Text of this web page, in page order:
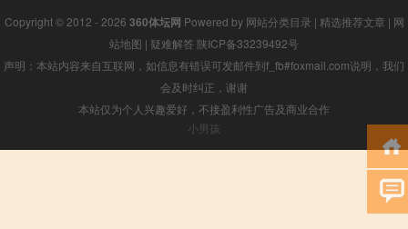
Copyright © 2012 - 2026 360体坛网 Powered by 网站分类目录 | 精选推荐文章 | 网
站地图 | 疑难解答 陕ICP备33239492号
声明：本站内容来自互联网，如信息有错误可发邮件到f_fb#foxmail.com说明，我们
会及时纠正，谢谢
本站仅为个人兴趣爱好，不接盈利性广告及商业合作
小男孩